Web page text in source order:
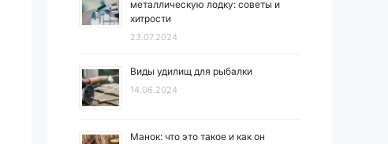
металлическую лодку: советы и
хитрости
23.07.2024
Виды удилищ для рыбалки
14.06.2024
Манок: что это такое и как он